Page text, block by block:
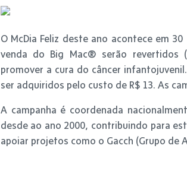
O McDia Feliz deste ano acontece em
venda do Big Mac® serão revertidos
promover a cura do câncer
ser adquiridos pelo custo de R$ 13. As
A campanha é coordenada
desde ao ano 2000, contribuindo para
apoiar projetos como o Gacch (Grupo de